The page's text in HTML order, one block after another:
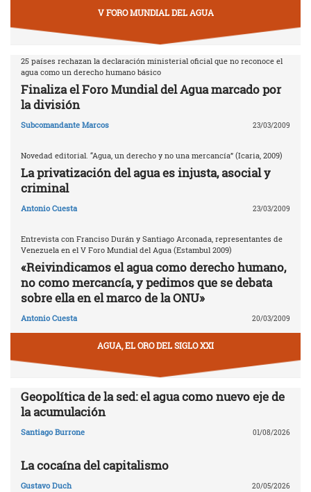
V FORO MUNDIAL DEL AGUA
25 países rechazan la declaración ministerial oficial que no reconoce el
agua como un derecho humano básico
Finaliza el Foro Mundial del Agua marcado por
la división
Subcomandante Marcos 23/03/2009
Novedad editorial. “Agua, un derecho y no una mercancía” (Icaria, 2009)
La privatización del agua es injusta, asocial y
criminal
Antonio Cuesta 23/03/2009
Entrevista con Franciso Durán y Santiago Arconada, representantes de
Venezuela en el V Foro Mundial del Agua (Estambul 2009)
«Reivindicamos el agua como derecho humano,
no como mercancía, y pedimos que se debata
sobre ella en el marco de la ONU»
Antonio Cuesta 20/03/2009
AGUA, EL ORO DEL SIGLO XXI
Geopolítica de la sed: el agua como nuevo eje de
la acumulación
Santiago Burrone 01/08/2026
La cocaína del capitalismo
Gustavo Duch 20/05/2026